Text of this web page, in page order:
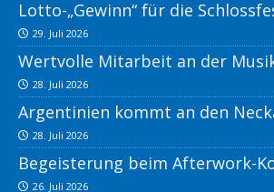
Lotto-„Gewinn“ für die
29. Juli 2026
Wertvolle Mitarbeit an der
28. Juli 2026
Argentinien kommt an den
28. Juli 2026
Begeisterung beim Afterwork-
26. Juli 2026